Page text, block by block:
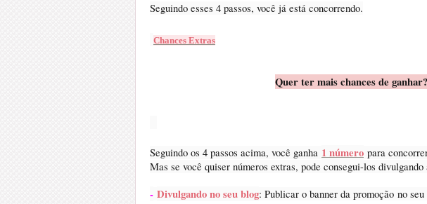
Seguindo esses 4 passos, você já está concorrendo.
Chances Extras
Quer ter mais chances de
Seguindo os 4 passos acima, você ganha 1 número para
Mas se você quiser números extras, pode consegui-los divulgando
- Divulgando no seu blog: Publicar o banner da promoção no seu